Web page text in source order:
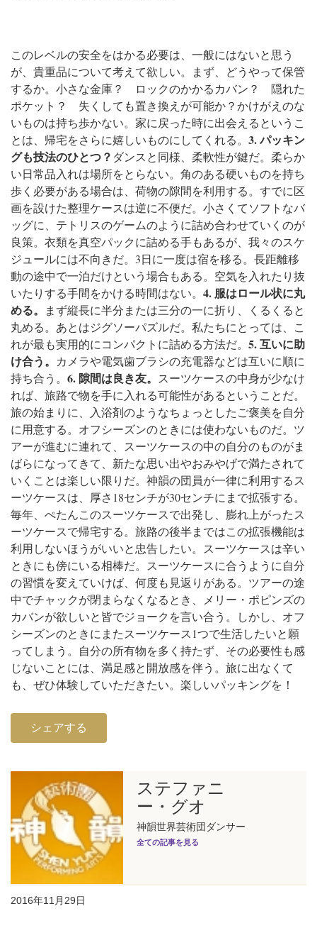
このレベルの安全をはかる必要は、一般にはないと思う
が、貴重品について考えて欲しい。まず、どうやって保管
するか。小さな金庫？ ロックのかかるカバン？ 隠れた
ポケット？ 失くしても置き換えが可能か？かけがえのな
いものは持ち歩かない。家に戻った時に出会えるというこ
とは、帰宅をさらに嬉しいものにしてくれる。 3. パッキン
グも技法のひとつ？ ダンスと同様、柔軟性が鍵だ。柔らか
い日常品入れは場所をとらない。角のある硬いものを持ち
歩く必要がある場合は、荷物の隙間を利用する。すでに区
画を設けた整理ケースは逆に不便だ。小さくてソフトなバ
ッグに、テトリスのゲームのように詰め合わせていくのが
良策。 衣類を真空パックに詰める手もあるが、我々のスケ
ジュールには不向きだ。3日に一度は宿を移る。長距離移
動の途中で一泊だけという場合もある。空気を入れたり抜
いたりする手間をかける時間はない。 4. 服はロール状に丸
める。 まず縦長に半分または三分の一に折り、くるくると
丸める。あとはジグソーパズルだ。私たちにとっては、こ
れが最も実用的にコンパクトに詰める方法だ。 5. 互いに助
け合う。 カメラや電気歯ブラシの充電器などは互いに順に
持ち合う。 6. 隙間は良き友。 スーツケースの中身が少なけ
れば、旅路で物を手に入れる可能性があるということだ。
旅の始まりに、入浴剤のようなちょっとしたご褒美を自分
に用意する。オフシーズンのときには使わないものだ。ツ
アーが進むに連れて、スーツケースの中の自分のものがま
ばらになってきて、新たな思い出やおみやげで満たされて
いくことは楽しい限りだ。 神韻の団員が一律に利用するス
ーツケースは、厚さ18センチが30センチにまで拡張する。
毎年、ぺたんこのスーツケースで出発し、膨れ上がったス
ーツケースで帰宅する。旅路の後半まではこの拡張機能は
利用しないほうがいいと忠告したい。 スーツケースは辛い
ときにも傍にいる相棒だ。スーツケースに合うように自分
の習慣を変えていけば、何度も見返りがある。ツアーの途
中でチャックが閉まらなくなるとき、メリー・ポピンズの
カバンが欲しいと皆でジョークを言い合う。しかし、オフ
シーズンのときにまたスーツケース1つで生活したいと願
ってしまう。自分の所有物を多く持たず、その必要性も感
じないことには、満足感と開放感を伴う。旅に出なくて
も、ぜひ体験していただきたい。 楽しいパッキングを！
シェアする
ステファニ
ー・グオ
神韻世界芸術団ダンサー
全ての記事を見る
2016年11月29日